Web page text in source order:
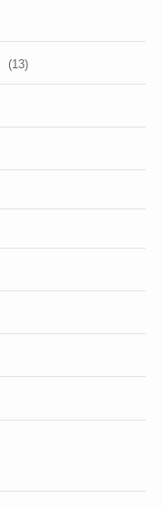
(13)